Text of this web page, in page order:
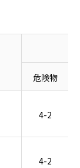
危険物
4-2
4-2